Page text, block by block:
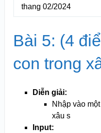
thang 02/2024
Bài 5: (4
con trong
Diễn giải:
Nhập vào
xâu s
Input: